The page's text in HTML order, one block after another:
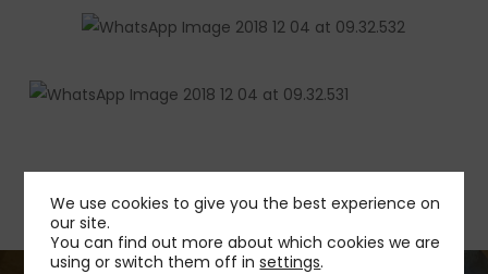
We use cookies to give you the best experience on
our site.
You can find out more about which cookies we are
using or switch them off insettings.